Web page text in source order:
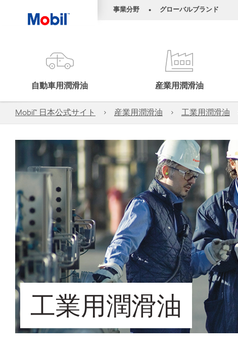
事業分野 • グローバルブランド
自動車用潤滑油 産業用潤滑油
Mobil™ 日本公式サイト 産業用潤滑油 工業用潤滑油
工業用潤滑油